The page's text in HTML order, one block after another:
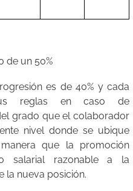
de un 50%
es de 40% y cada
reglas en caso de
grado que el colaborador
nivel donde se ubique
que la promoción
salarial razonable a la
la nueva posición.